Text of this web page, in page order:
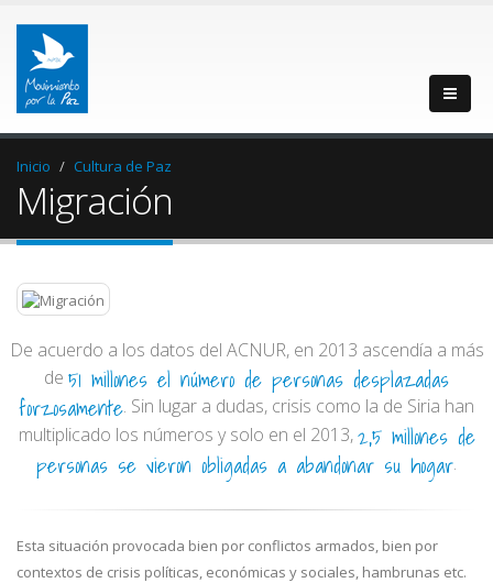
Inicio Cultura de Paz
Migración
De acuerdo a los datos del ACNUR, en 2013 ascendía a más
de 51 millones el número de personas desplazadas
forzosamente. Sin lugar a dudas, crisis como la de Siria han
multiplicado los números y solo en el 2013,2,5 millones de
personas se vieron obligadas a abandonar su hogar.
Esta situación provocada bien por conflictos armados, bien por
contextos de crisis políticas, económicas y sociales, hambrunas etc.